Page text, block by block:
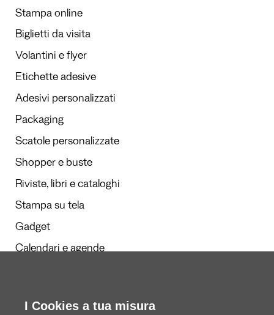
Stampa online
Biglietti da visita
Volantini e flyer
Etichette adesive
Adesivi personalizzati
Packaging
Scatole personalizzate
Shopper e buste
Riviste, libri e cataloghi
Stampa su tela
Gadget
Calendari e agende
Redazione
I Cookies a tua misura